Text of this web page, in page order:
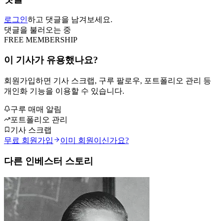
로그인하고 댓글을 남겨보세요.
댓글을 불러오는 중
FREE MEMBERSHIP
이 기사가 유용했나요?
회원가입하면 기사 스크랩, 구루 팔로우, 포트폴리오 관리 등
개인화 기능을 이용할 수 있습니다.
구루 매매 알림
포트폴리오 관리
기사 스크랩
무료 회원가입
이미 회원이신가요?
다른 인베스터 스토리